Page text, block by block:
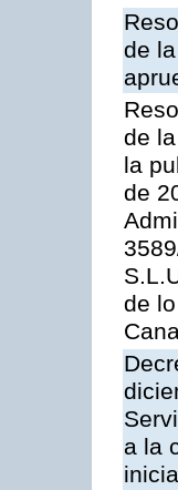
de
de
la
de
de
a la